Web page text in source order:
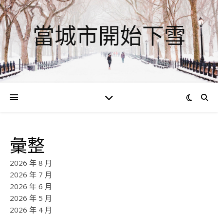
當城市開始下雪
彙整
2026 年 8 月
2026 年 7 月
2026 年 6 月
2026 年 5 月
2026 年 4 月